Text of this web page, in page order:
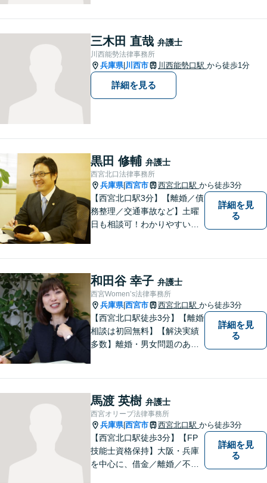
ことなく私にご相談くださ
い。
三木田 直哉 弁護士
川西能勢法律事務所
兵庫県| 川西市 川西能勢口駅 から徒歩1分
詳細を見る
黒田 修輔 弁護士
西宮北口法律事務所
兵庫県|西宮市 西宮北口駅 から徒歩3分
【西宮北口駅3分】【離婚／債
務整理／交通事故など】土曜
日も相談可！わかりやすい料
詳細を見
る
和田谷 幸子 弁護士
西宮Women’s法律事務所
兵庫県|西宮市 西宮北口駅 から徒歩3分
【西宮北口駅徒歩3分】【離婚
相談は初回無料】【解決実績
多数】離婚・男女問題のあら
します。【土日祝日・夜間の
ご相談も対応可】【完全個室
／お子様同伴でも大丈夫で
す】
詳細を見
る
馬渡 英樹 弁護士
西宮オリーブ法律事務所
兵庫県|西宮市 西宮北口駅 から徒歩3分
【西宮北口駅徒歩3分】【FP
技能士資格保持】大阪・兵庫
を中心に、借金／離婚／不動
詳細を見
る